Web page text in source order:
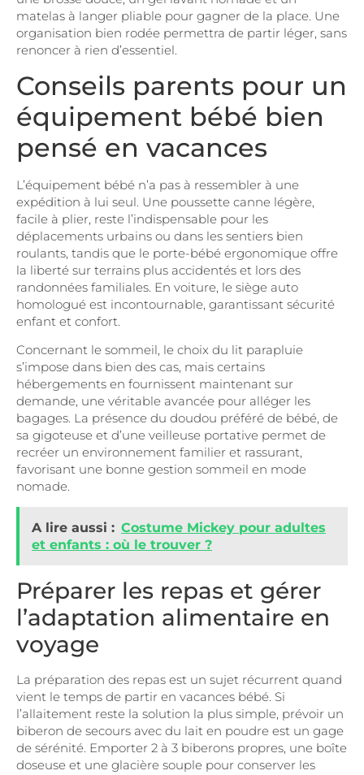
matelas à langer pliable pour gagner de la place. Une
organisation bien rodée permettra de partir léger, sans
renoncer à rien d’essentiel.
Conseils parents pour un
équipement bébé bien
pensé en vacances
L’équipement bébé n’a pas à ressembler à une
expédition à lui seul. Une poussette canne légère,
facile à plier, reste l’indispensable pour les
déplacements urbains ou dans les sentiers bien
roulants, tandis que le porte-bébé ergonomique offre
la liberté sur terrains plus accidentés et lors des
randonnées familiales. En voiture, le siège auto
homologué est incontournable, garantissant sécurité
enfant et confort.
Concernant le sommeil, le choix du lit parapluie
s’impose dans bien des cas, mais certains
hébergements en fournissent maintenant sur
demande, une véritable avancée pour alléger les
bagages. La présence du doudou préféré de bébé, de
sa gigoteuse et d’une veilleuse portative permet de
recréer un environnement familier et rassurant,
favorisant une bonne gestion sommeil en mode
nomade.
A lire aussi : Costume Mickey pour adultes
et enfants : où le trouver ?
Préparer les repas et gérer
l’adaptation alimentaire en
voyage
La préparation des repas est un sujet récurrent quand
vient le temps de partir en vacances bébé. Si
l’allaitement reste la solution la plus simple, prévoir un
biberon de secours avec du lait en poudre est un gage
de sérénité. Emporter 2 à 3 biberons propres, une boîte
doseuse et une glacière souple pour conserver les